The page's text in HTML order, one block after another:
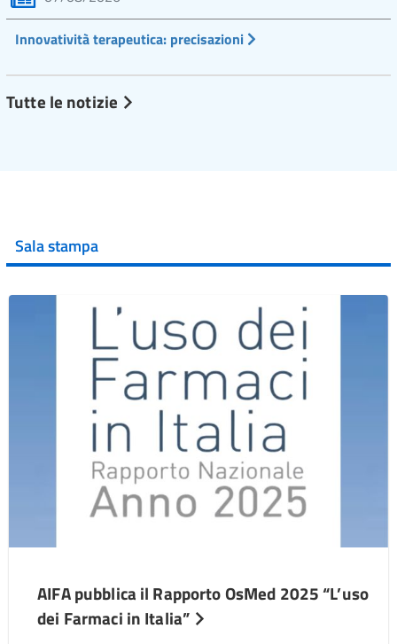
Innovatività terapeutica: precisazioni
Tutte le notizie
Sala stampa
AIFA pubblica il Rapporto OsMed 2025 “L’uso
dei Farmaci in Italia”